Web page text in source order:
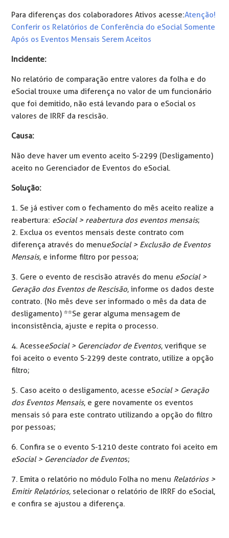
Para diferenças dos colaboradores Ativos acesse:Atenção!
Conferir os Relatórios de Conferência do eSocial Somente
Após os Eventos Mensais Serem Aceitos
Incidente:
No relatório de comparação entre valores da folha e do
eSocial trouxe uma diferença no valor de um funcionário
que foi demitido, não está levando para o eSocial os
valores de IRRF da rescisão.
Causa:
Não deve haver um evento aceito S-2299 (Desligamento)
aceito no Gerenciador de Eventos do eSocial.
Solução:
1. Se já estiver com o fechamento do mês aceito realize a
reabertura: eSocial > reabertura dos eventos mensais;
2. Exclua os eventos mensais deste contrato com
diferença através do menueSocial > Exclusão de Eventos
Mensais, e informe filtro por pessoa;
3. Gere o evento de rescisão através do menu eSocial >
Geração dos Eventos de Rescisão, informe os dados deste
contrato. (No mês deve ser informado o mês da data de
desligamento) **Se gerar alguma mensagem de
inconsistência, ajuste e repita o processo.
4. AcesseeSocial > Gerenciador de Eventos, verifique se
foi aceito o evento S-2299 deste contrato, utilize a opção
filtro;
5. Caso aceito o desligamento, acesse eSocial > Geração
dos Eventos Mensais, e gere novamente os eventos
mensais só para este contrato utilizando a opção do filtro
por pessoas;
6. Confira se o evento S-1210 deste contrato foi aceito em
eSocial > Gerenciador de Eventos;
7. Emita o relatório no módulo Folha no menu Relatórios >
Emitir Relatórios, selecionar o relatório de IRRF do eSocial,
e confira se ajustou a diferença.